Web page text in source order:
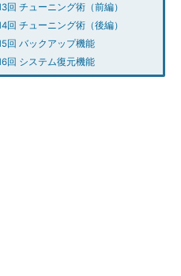
回 チューニング術（前編）
回 チューニング術（後編）
回 バックアップ機能
回 システム復元機能